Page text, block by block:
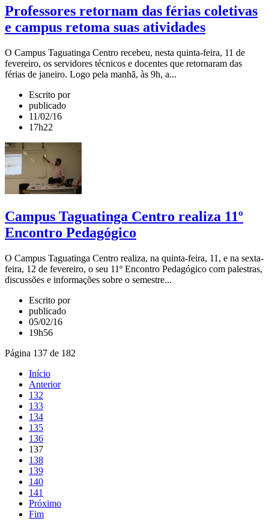
Professores retornam das férias coletivas
e campus retoma suas atividades
O Campus Taguatinga Centro recebeu, nesta quinta-feira, 11 de
fevereiro, os servidores técnicos e docentes que retornaram das
férias de janeiro. Logo pela manhã, às 9h, a...
Escrito por
publicado
11/02/16
17h22
Campus Taguatinga Centro realiza 11º
Encontro Pedagógico
O Campus Taguatinga Centro realiza, na quinta-feira, 11, e na sexta-
feira, 12 de fevereiro, o seu 11º Encontro Pedagógico com palestras,
discussões e informações sobre o semestre...
Escrito por
publicado
05/02/16
19h56
Página 137 de 182
Início
Anterior
132
133
134
135
136
137
138
139
140
141
Próximo
Fim